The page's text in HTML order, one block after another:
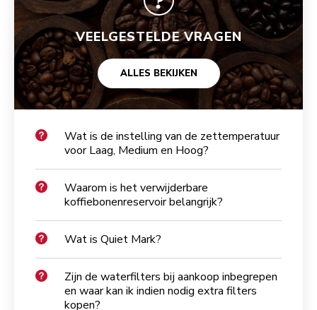
VEELGESTELDE VRAGEN
ALLES BEKIJKEN
Wat is de instelling van de zettemperatuur
voor Laag, Medium en Hoog?
Waarom is het verwijderbare
koffiebonenreservoir belangrijk?
Wat is Quiet Mark?
Zijn de waterfilters bij aankoop inbegrepen
en waar kan ik indien nodig extra filters
kopen?